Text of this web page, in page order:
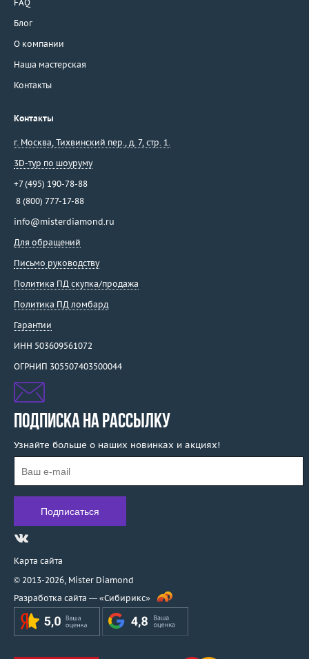
FAQ
Блог
О компании
Наша мастерская
Контакты
Контакты
г. Москва, Тихвинский пер., д. 7, стр. 1.
3D-тур по шоуруму
+7 (495) 190-78-88
8 (800) 777-17-88
info@misterdiamond.ru
Для обращений
Письмо руководству
Политика ПД скупка/продажа
Политика ПД ломбард
Гарантии
ИНН 503609561072
ОГРНИП 305507403500044
ПОДПИСКА НА РАССЫЛКУ
Узнайте больше о наших новинках и акциях!
Карта сайта
© 2013-2026, Mister Diamond
Разработка сайта — «Сибирикс»